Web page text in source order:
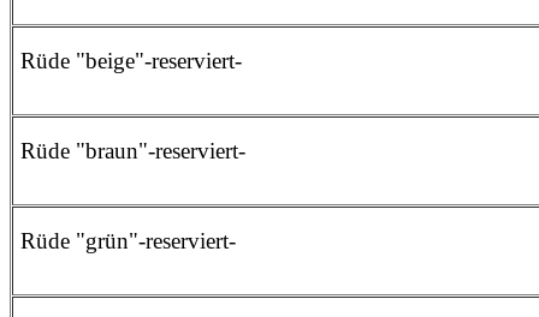
Rüde "beige"-reserviert-
Rüde "braun"-reserviert-
Rüde "grün"-reserviert-